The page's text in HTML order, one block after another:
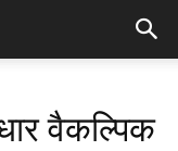
वैकल्पिक